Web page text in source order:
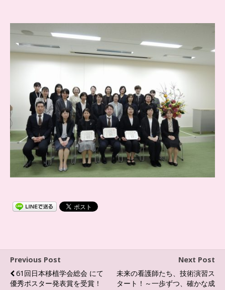
Previous Post
61回日本移植学会総会 にて
優秀ポスター発表賞を受賞！
Next Post
未来の看護師たち、技術演習ス
タート！～一歩ずつ、確かな成